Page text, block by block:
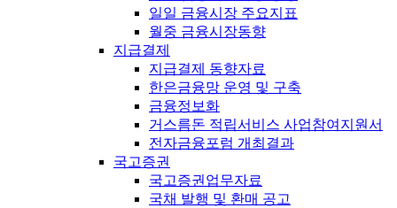
일일 금융시장 주요지표
월중 금융시장동향
지급결제
지급결제 동향자료
한은금융망 운영 및 구축
금융정보화
거스름돈 적립서비스 사업참여지원서
전자금융포럼 개최결과
국고증권
국고증권업무자료
국채 발행 및 환매 공고